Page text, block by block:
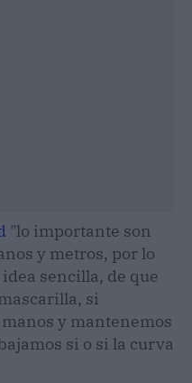
"lo importante son
y metros, por lo
sencilla, de que
si
y mantenemos
si o si la curva